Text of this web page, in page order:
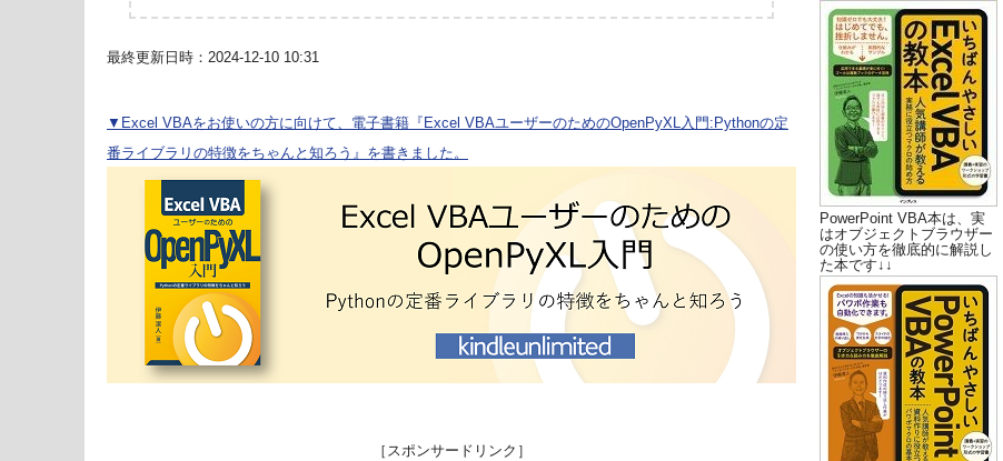
最終更新日時：2024-12-10 10:31
▼Excel VBAをお使いの方に向けて、電子書籍『Excel VBAユーザーのためのOpenPyXL入門:Pythonの定
番ライブラリの特徴をちゃんと知ろう』を書きました。
［スポンサードリンク］
PowerPoint VBA本は、実
はオブジェクトブラウザー
の使い方を徹底的に解説し
た本です↓↓